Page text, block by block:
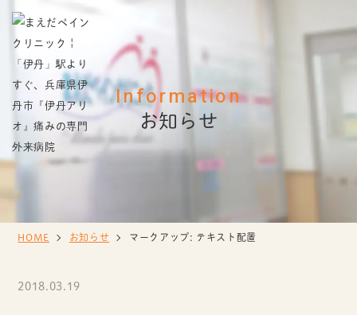
Information
お知らせ
HOME お知らせ マークアップ: テキスト配置
2018.03.19